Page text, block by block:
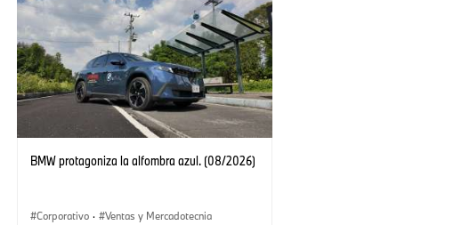
BMW protagoniza la alfombra azul. (08/2026)
Corporativo · Ventas y Mercadotecnia